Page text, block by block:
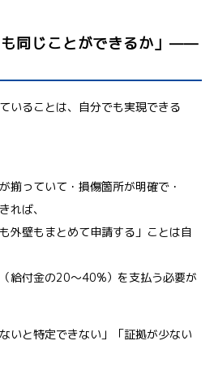
も同じことができるか」——
いることは、自分でも実現できる
揃っていて・損傷箇所が明確で・
れば、
外壁もまとめて申請する」ことは自
給付金の20〜40%）を支払う必要が
いと特定できない」「証拠が少ない